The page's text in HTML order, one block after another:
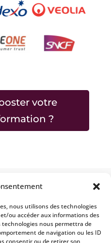
nous utilisons des technologies
ou accéder aux informations des
technologies nous permettra de
de navigation ou les ID
consentir ou de retirer son
votre
?
en stratégie de
Alberon
et à l’international